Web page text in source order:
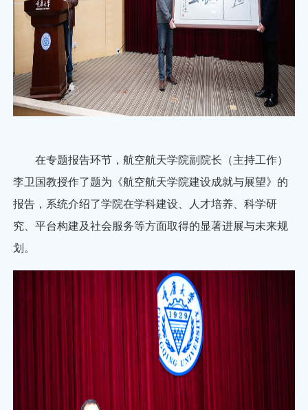
在专题报告环节，航空航天学院副院长（主持工作）
李卫国教授作了题为《航空航天学院建设成就与展望》的
报告，系统介绍了学院在学科建设、人才培养、科学研
究、平台构建及社会服务等方面取得的显著进展与未来规
划。